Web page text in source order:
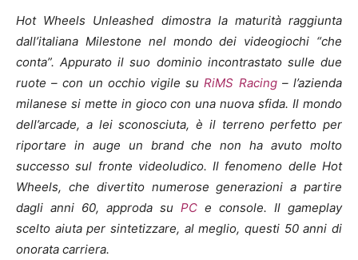
Hot Wheels Unleashed dimostra la maturità raggiunta
dall’italiana Milestone nel mondo dei videogiochi “che
conta”. Appurato il suo dominio incontrastato sulle due
ruote – con un occhio vigile suRiMS Racing– l’azienda
milanese si mette in gioco con una nuova sfida. Il mondo
dell’arcade, a lei sconosciuta, è il terreno perfetto per
riportare in auge un brand che non ha avuto molto
successo sul fronte videoludico. Il fenomeno delle Hot
Wheels, che divertito numerose generazioni a partire
dagli anni 60, approda su PC e console. Il gameplay
scelto aiuta per sintetizzare, al meglio, questi 50 anni di
onorata carriera.